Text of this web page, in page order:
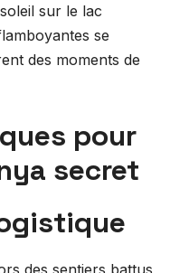
sur le lac
se
des moments de
pour
secret
des sentiers battus